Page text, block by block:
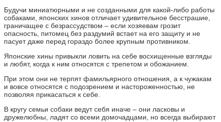
Будучи миниатюрными и не созданными для какой-либо работы
собаками, японских хинов отличает удивительное бесстрашие,
граничащее с безрассудством – если хозяевам грозит
опасность, питомец без раздумий встает на его защиту и не
пасует даже перед гораздо более крупным противником.
Японские хины привыкли ловить на себе восхищенные взгляды
и любят, когда к ним относятся с трепетом и обожанием.
При этом они не терпят фамильярного отношения, а к чужакам
и вовсе относятся с подозрением и настороженностью, не
позволяя прикасаться к себе.
В кругу семьи собаки ведут себя иначе – они ласковы и
дружелюбны, ладят со всеми домочадцами, но всегда выбирают